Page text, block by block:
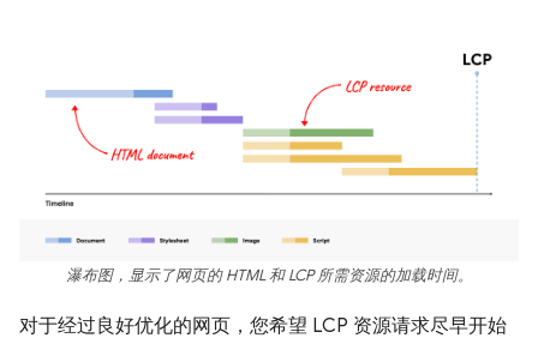
瀑布图，显示了网页的 HTML 和 LCP 所需资源的加载时间。
对于经过良好优化的网页，您希望 LCP 资源请求尽早开始